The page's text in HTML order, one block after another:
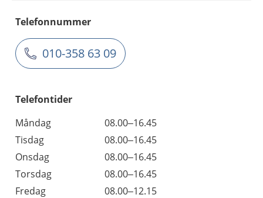
Telefonnummer
010-358 63 09
Telefontider
Måndag
08.00–16.45
Tisdag
08.00–16.45
Onsdag
08.00–16.45
Torsdag
08.00–16.45
Fredag
08.00–12.15